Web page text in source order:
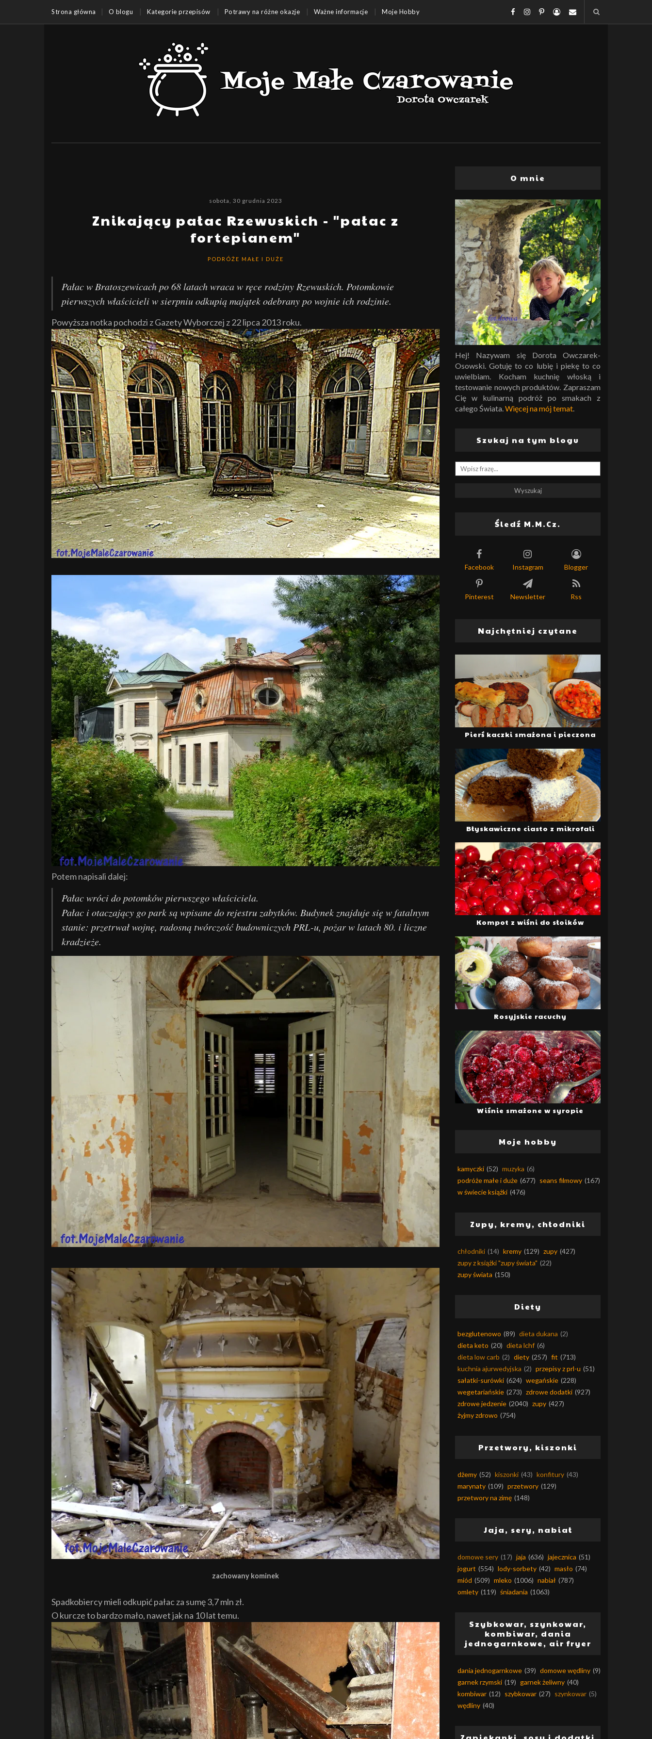
Strona główna O blogu Kategorie przepisów Potrawy na różne okazje Ważne informacje Moje Hobby
sobota, 30 grudnia 2023
Znikający pałac Rzewuskich - "pałac z
fortepianem"
PODRÓŻE MAŁE I DUŻE
Pałac w Bratoszewicach po 68 latach wraca w ręce rodziny Rzewuskich. Potomkowie
pierwszych właścicieli w sierpniu odkupią majątek odebrany po wojnie ich rodzinie.
Powyższa notka pochodzi z Gazety Wyborczej z 22 lipca 2013 roku.
Potem napisali dalej:
Pałac wróci do potomków pierwszego właściciela.
Pałac i otaczający go park są wpisane do rejestru zabytków. Budynek znajduje się w fatalnym
stanie: przetrwał wojnę, radosną twórczość budowniczych PRL-u, pożar w latach 80. i liczne
kradzieże.
zachowany kominek
Spadkobiercy mieli odkupić pałac za sumę 3,7 mln zł.
O kurcze to bardzo mało, nawet jak na 10 lat temu.
O mnie
Hej! Nazywam się Dorota Owczarek-
Osowski. Gotuję to co lubię i piekę to co
uwielbiam. Kocham kuchnię włoską i
testowanie nowych produktów. Zapraszam
Cię w kulinarną podróż po smakach z
całego Świata.Więcej na mój temat.
Szukaj na tym blogu
Śledź M.M.Cz.
Facebook Instagram Blogger
Pinterest Newsletter Rss
Najchętniej czytane
Pierś kaczki smażona i pieczona
Błyskawiczne ciasto z mikrofali
Kompot z wiśni do słoików
Rosyjskie racuchy
Wiśnie smażone w syropie
Moje hobby
kamyczki (52) muzyka (6)
podróże małe i duże (677) seans filmowy (167)
w świecie książki (476)
Zupy, kremy, chłodniki
chłodniki (14) kremy (129) zupy (427)
zupy z książki "zupy świata" (22)
zupy świata (150)
Diety
bezglutenowo (89) dieta dukana (2)
dieta keto (20) dieta lchf (6)
dieta low carb (2) diety (257) fit (713)
kuchnia ajurwedyjska (2) przepisy z prl-u (51)
sałatki-surówki (624) wegańskie (228)
wegetariańskie (273) zdrowe dodatki (927)
zdrowe jedzenie (2040) zupy (427)
żyjmy zdrowo (754)
Przetwory, kiszonki
dżemy (52) kiszonki (43) konfitury (43)
marynaty (109) przetwory (129)
przetwory na zimę (148)
Jaja, sery, nabiał
domowe sery (17) jaja (636) jajecznica (51)
jogurt (554) lody-sorbety (42) masło (74)
miód (509) mleko (1006) nabiał (787)
omlety (119) śniadania (1063)
Szybkowar, szynkowar,
kombiwar, dania
jednogarnkowe, air fryer
dania jednogarnkowe (39) domowe wędliny (9)
garnek rzymski (19) garnek żeliwny (40)
kombiwar (12) szybkowar (27) szynkowar (5)
wędliny (40)